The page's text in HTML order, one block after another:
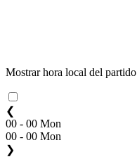
Mostrar hora local del partido
❮
00 - 00 Mon
00 - 00 Mon
❯